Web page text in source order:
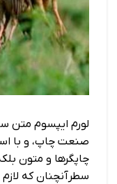
لورم ایپسوم متن
صنعت چاپ، و با
چاپگرها و متون
سطرآنچنان که